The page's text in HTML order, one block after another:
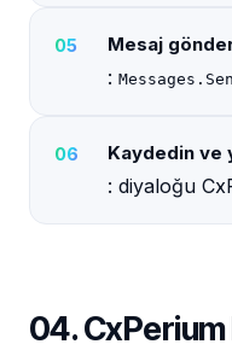
Mesaj
:
Kaydedin ve
: diyaloğu
04. CxPerium